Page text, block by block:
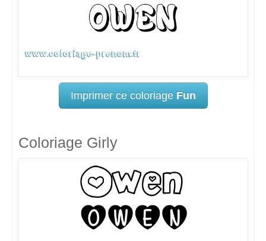
Imprimer ce coloriage Fun
Coloriage Girly